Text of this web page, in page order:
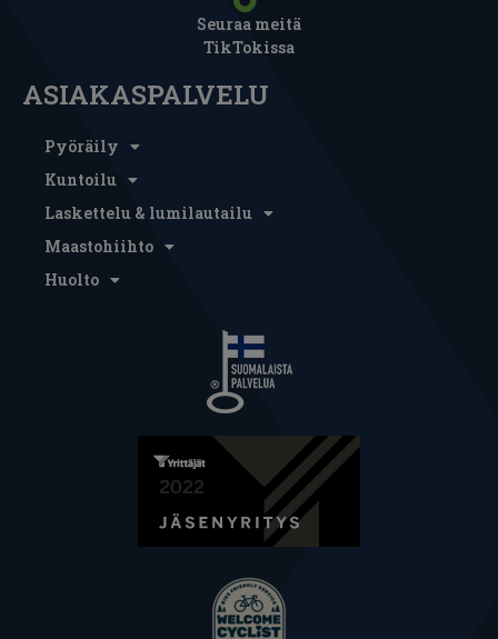
Seuraa meitä
TikTokissa
ASIAKASPALVELU
Pyöräily
Kuntoilu
Laskettelu & lumilautailu
Maastohiihto
Huolto